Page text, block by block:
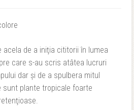
de a iniţia cititorii în lumea
care s-au scris atâtea lucruri
dar şi de a spulbera mitul
sunt plante tropicale foarte